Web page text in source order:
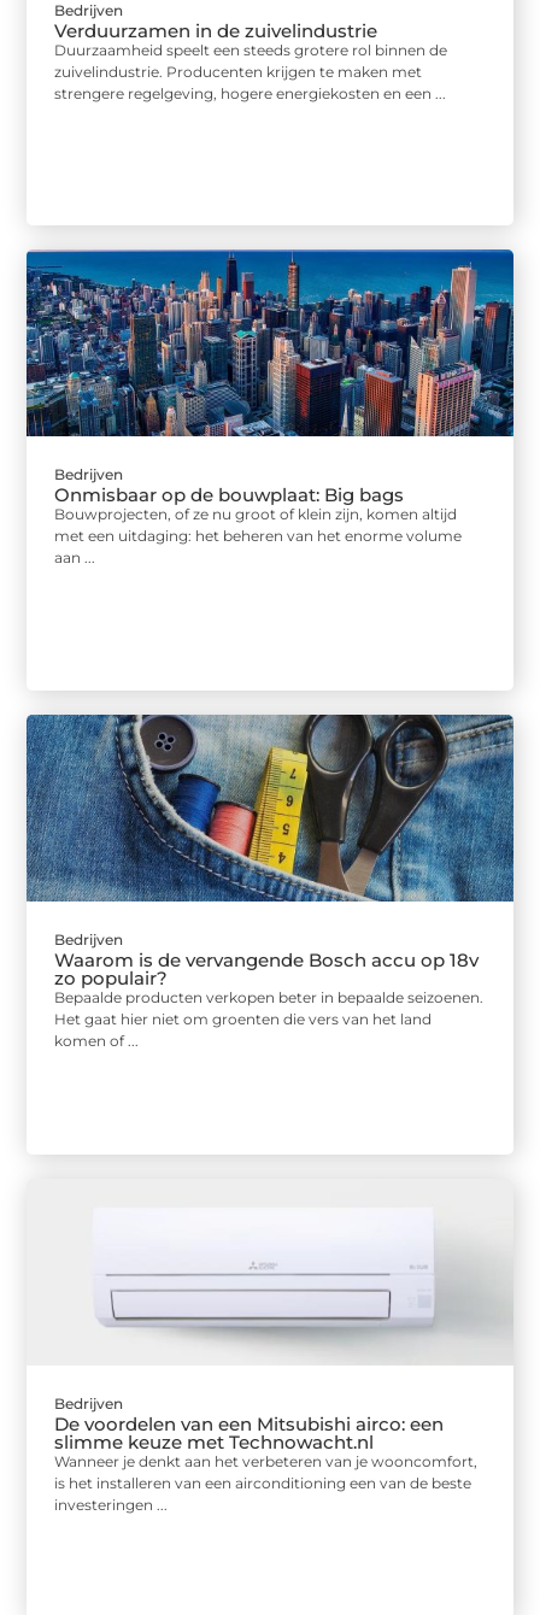
Bedrijven
Verduurzamen in de zuivelindustrie
Duurzaamheid speelt een steeds grotere rol binnen de
zuivelindustrie. Producenten krijgen te maken met
strengere regelgeving, hogere energiekosten en een ...
Bedrijven
Onmisbaar op de bouwplaat: Big bags
Bouwprojecten, of ze nu groot of klein zijn, komen altijd
met een uitdaging: het beheren van het enorme volume
aan ...
Bedrijven
Waarom is de vervangende Bosch accu op 18v
zo populair?
Bepaalde producten verkopen beter in bepaalde seizoenen.
Het gaat hier niet om groenten die vers van het land
komen of ...
Bedrijven
De voordelen van een Mitsubishi airco: een
slimme keuze met Technowacht.nl
Wanneer je denkt aan het verbeteren van je wooncomfort,
is het installeren van een airconditioning een van de beste
investeringen ...